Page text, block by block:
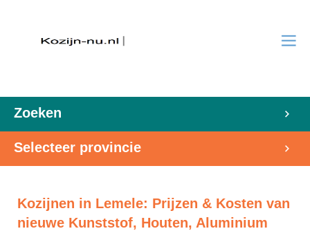
Zoeken
Selecteer provincie
Kozijnen in Lemele: Prijzen & Kosten van
nieuwe Kunststof, Houten, Aluminium